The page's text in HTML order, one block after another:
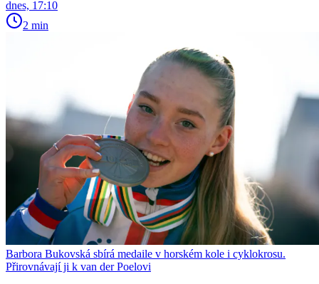
dnes, 17:10
2 min
Barbora Bukovská sbírá medaile v horském kole i cyklokrosu.
Přirovnávají ji k van der Poelovi